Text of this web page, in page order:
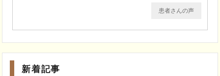
患者さんの声
新着記事